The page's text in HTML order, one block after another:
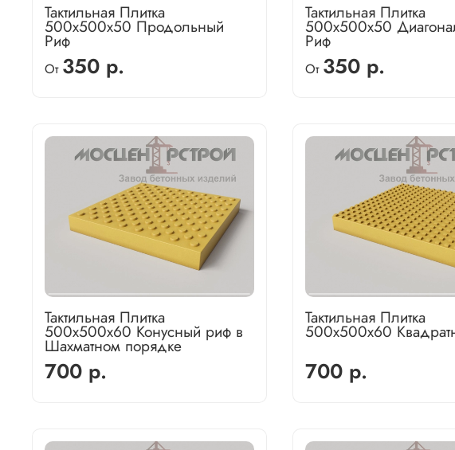
Тактильная Плитка
500х500х50 Продольный
Риф
От 350 р.
Тактильная Плитка
500х500х50
Риф
От 350 р.
Тактильная Плитка
500х500х60 Конусный риф в
Шахматном порядке
700 р.
Тактильная Плитка
500х500х60
700 р.